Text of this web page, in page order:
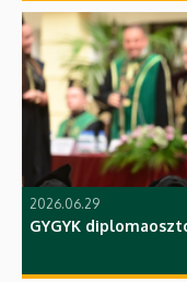
2026.06.29
GYGYK